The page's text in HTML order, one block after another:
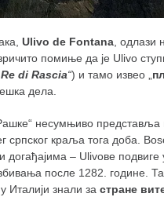
Ulivo de Fontana, одлази
помиње да је Ulivo
di Rascia“) и тамо извео „
дела.
несумњиво представља
српског краља тога доба.
догађајима – Ulivове
збивања после 1282. године.
Италији знали за стране